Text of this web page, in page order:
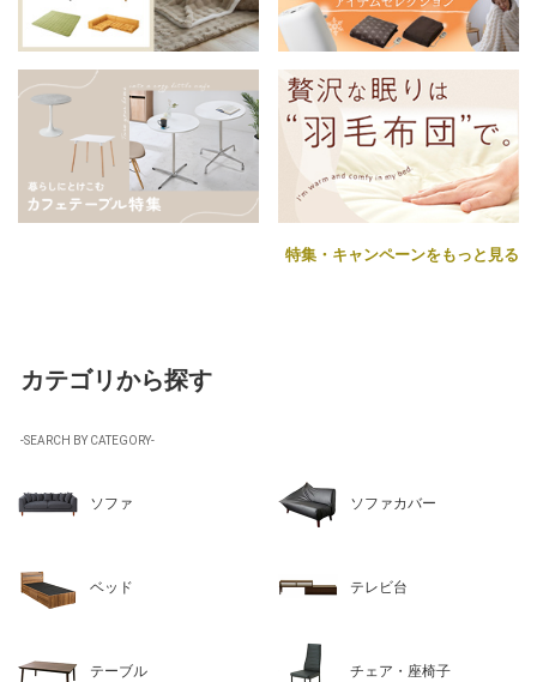
特集・キャンペーンをもっと見る
カテゴリから探す
-SEARCH BY CATEGORY-
ソファ ソファカバー
ベッド テレビ台
テーブル チェア・座椅子